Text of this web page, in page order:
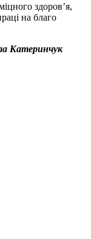
здоров’я,
на благо
Катеринчук